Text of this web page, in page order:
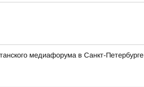
медиафорума в Санкт-Петербурге